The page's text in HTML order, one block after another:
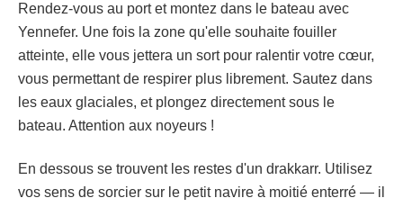
Rendez-vous au port et montez dans le bateau avec
Yennefer. Une fois la zone qu'elle souhaite fouiller
atteinte, elle vous jettera un sort pour ralentir votre cœur,
vous permettant de respirer plus librement. Sautez dans
les eaux glaciales, et plongez directement sous le
bateau. Attention aux noyeurs !
En dessous se trouvent les restes d'un drakkarr. Utilisez
vos sens de sorcier sur le petit navire à moitié enterré — il